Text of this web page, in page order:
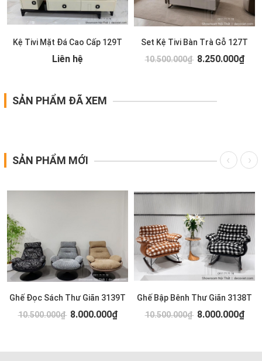
Kệ Tivi Mặt Đá Cao Cấp 129T
Liên hệ
Set Kệ Tivi Bàn Trà Gỗ 127T
10.500.000₫ 8.250.000₫
SẢN PHẨM ĐÃ XEM
SẢN PHẨM MỚI
Ghế Đọc Sách Thư Giãn 3139T
10.500.000₫ 8.000.000₫
Ghế Bập Bênh Thư Giãn 3138T
10.500.000₫ 8.000.000₫